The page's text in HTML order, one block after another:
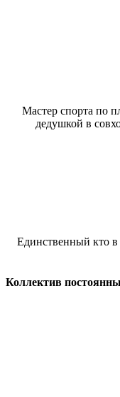
Мастер спорта по
дедушкой в
Единственный кто в
Коллектив